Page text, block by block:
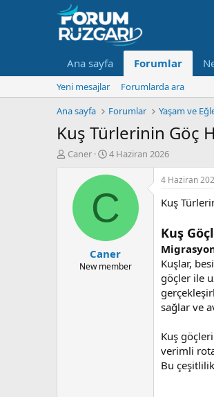
Ana sayfa Forumlar
Yeni mesajlar
Forumlarda ara
Ana sayfa
Forumlar Yaşam ve
Kuş Türlerinin Göç
K
Caner
B
ş
l
a
n
ı
ç
t
4 Haziran 2026
C
Caner
New member
4 Haziran
Kuş
Kuş
Kuşlar,
göçler ile
sağlar ve
Kuş
verimli
Bu